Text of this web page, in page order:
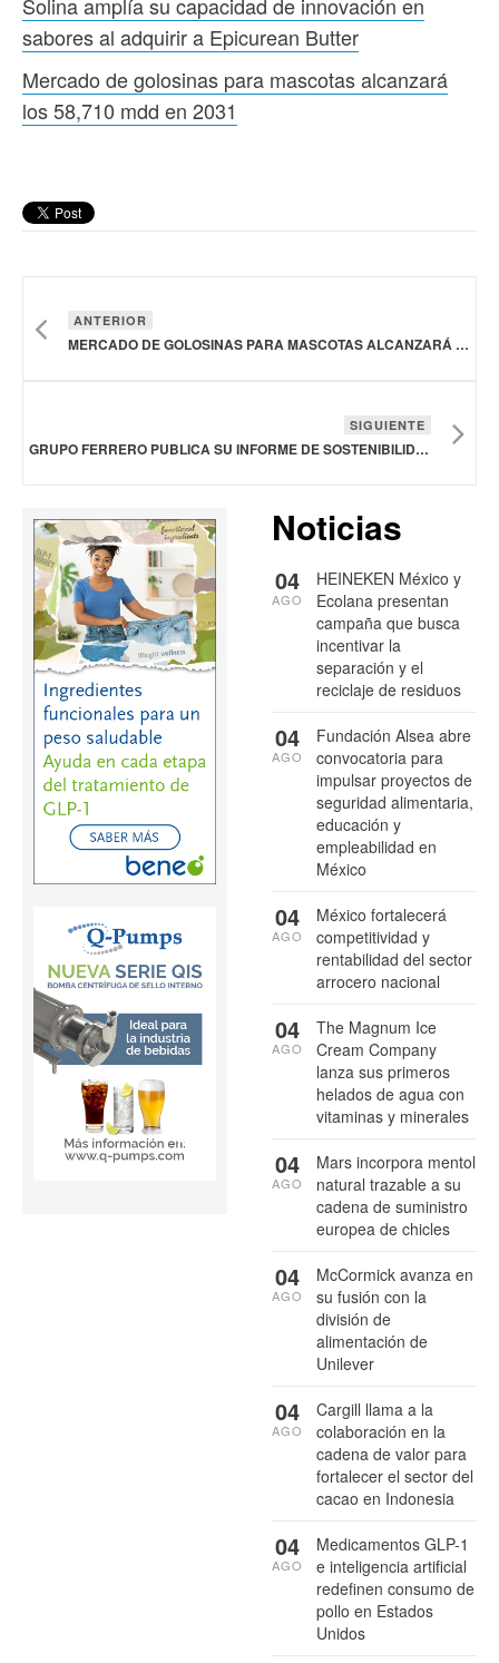
Solina amplía su capacidad de innovación en
sabores al adquirir a Epicurean Butter
Mercado de golosinas para mascotas alcanzará
los 58,710 mdd en 2031
ANTERIOR
MERCADO DE GOLOSINAS PARA MASCOTAS ALCANZARÁ LOS 58,710 MDD EN 2031
SIGUIENTE
GRUPO FERRERO PUBLICA SU INFORME DE SOSTENIBILIDAD Y DESTACA SUS VALORES AGRÍCOLAS
Noticias
HEINEKEN México y
Ecolana presentan
campaña que busca
incentivar la
separación y el
reciclaje de residuos
04
AGO
Fundación Alsea abre
convocatoria para
impulsar proyectos de
seguridad alimentaria,
educación y
empleabilidad en
México
04
AGO
México fortalecerá
competitividad y
rentabilidad del sector
arrocero nacional
04
AGO
The Magnum Ice
Cream Company
lanza sus primeros
helados de agua con
vitaminas y minerales
04
AGO
Mars incorpora mentol
natural trazable a su
cadena de suministro
europea de chicles
04
AGO
McCormick avanza en
su fusión con la
división de
alimentación de
Unilever
04
AGO
Cargill llama a la
colaboración en la
cadena de valor para
fortalecer el sector del
cacao en Indonesia
04
AGO
Medicamentos GLP-1
e inteligencia artificial
redefinen consumo de
pollo en Estados
Unidos
04
AGO